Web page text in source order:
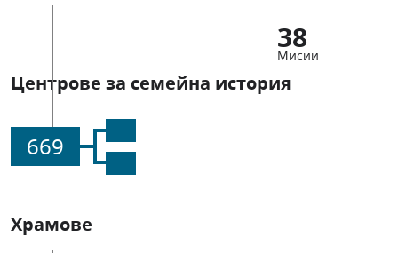
38
Мисии
Центрове за семейна история
669
Храмове